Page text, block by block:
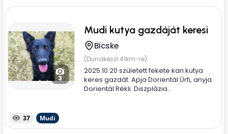
3
Mudi kutya gazdáját keresi
Bicske
(Dunakeszi 41km-re)
2025.10.20 született fekete kan kutya
keres gazdát. Apja Dorientál Úrfi, anyja
Dorientál Rèkli. Diszplázia...
37 Mudi